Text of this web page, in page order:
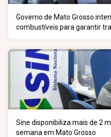
Governo de Mato Grosso
combustíveis para garantir
Sine disponibiliza mais de 2
semana em Mato Grosso